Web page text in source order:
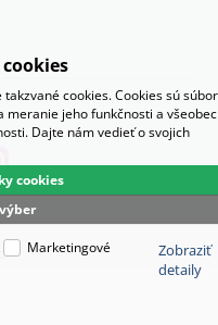
cookies. Cookies sú
meranie jeho funkčnosti a
Dajte nám vedieť o svojich
cookies
Marketingové
Zobraziť
detaily